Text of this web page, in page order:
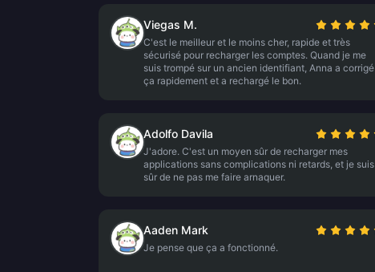
Viegas M.
C'est le meilleur et le moins cher, rapide et très
sécurisé pour recharger les comptes. Quand je me
suis trompé sur un ancien identifiant, Anna a corrigé
ça rapidement et a rechargé le bon.
Adolfo Davila
J'adore. C'est un moyen sûr de recharger mes
applications sans complications ni retards, et je suis
sûr de ne pas me faire arnaquer.
Aaden Mark
Je pense que ça a fonctionné.